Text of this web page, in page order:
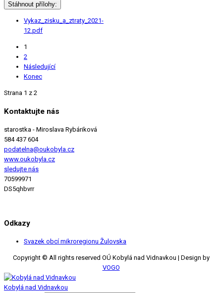
Stáhnout přílohy:
Vykaz_zisku_a_ztraty_2021-
12.pdf
1
2
Následující
Konec
Strana 1 z 2
Kontaktujte nás
starostka - Miroslava Rybáriková
584 437 604
podatelna@oukobyla.cz
www.oukobyla.cz
sledujte nás
70599971
DS5qhbvrr
Odkazy
Svazek obcí mikroregionu Žulovska
Copyright © All rights reserved OÚ Kobylá nad Vidnavkou | Design by
VOGO
Kobylá nad Vidnavkou